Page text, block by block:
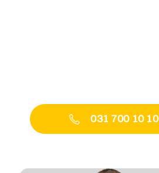
031 700 10 10